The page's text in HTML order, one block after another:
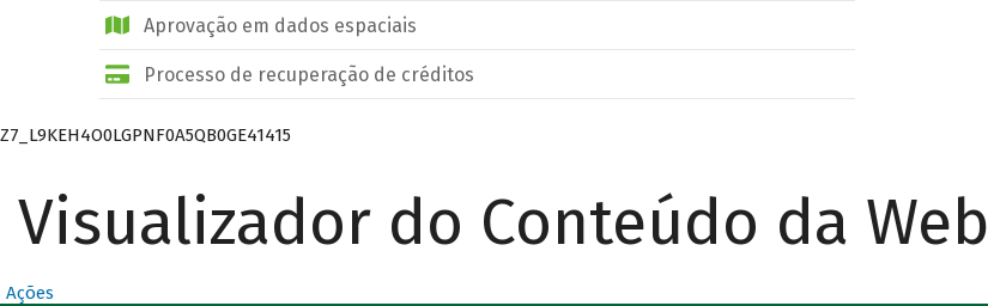
Aprovação em dados espaciais
Processo de recuperação de créditos
Z7_L9KEH4O0LGPNF0A5QB0GE41415
Visualizador do Conteúdo da Web
Ações